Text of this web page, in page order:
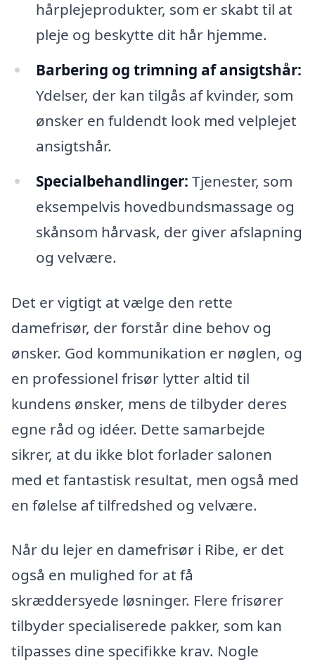
hårplejeprodukter, som er skabt til at
pleje og beskytte dit hår hjemme.
Barbering og trimning af ansigtshår:
Ydelser, der kan tilgås af kvinder, som
ønsker en fuldendt look med velplejet
ansigtshår.
Specialbehandlinger: Tjenester, som
eksempelvis hovedbundsmassage og
skånsom hårvask, der giver afslapning
og velvære.
Det er vigtigt at vælge den rette
damefrisør, der forstår dine behov og
ønsker. God kommunikation er nøglen, og
en professionel frisør lytter altid til
kundens ønsker, mens de tilbyder deres
egne råd og idéer. Dette samarbejde
sikrer, at du ikke blot forlader salonen
med et fantastisk resultat, men også med
en følelse af tilfredshed og velvære.
Når du lejer en damefrisør i Ribe, er det
også en mulighed for at få
skræddersyede løsninger. Flere frisører
tilbyder specialiserede pakker, som kan
tilpasses dine specifikke krav. Nogle